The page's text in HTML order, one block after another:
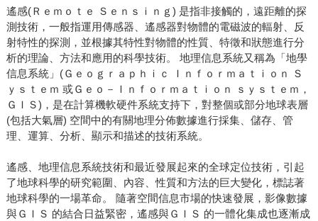
遙感(Ｒｅｍｏｔｅ Ｓｅｎｓｉｎｇ) 是指非接觸的，遠距離的探
測技術，一般指運用傳感器、遙感器對物體的電磁波的輻射、反
射特性的探測，並根據其特性對物體的性質、特徵和狀態進行分
析的理論、方法和應用的科學技術。 地理信息系統又稱為「地學
信息系統」(Ｇｅｏｇｒａｐｈｉｃ Ｉｎｆｏｒｍａｔｉｏｎ Ｓ
ｙｓｔｅｍ 或Ｇｅｏ－Ｉｎｆｏｒｍａｔｉｏｎ ｓｙｓｔｅｍ，
ＧＩＳ)，是在計算機軟硬件系統支持下，對整個或部分地球表層
(包括大氣層) 空間中的有關地理分佈數據進行採集、儲存、管
理、運算、分析、顯示和描述的技術系統。
遙感、地理信息系統技術和最近發展起來的全球定位技術，引起
了地球科學的研究範圍、內容、性質和方法的巨大變化，標誌著
地球科學的一場革命。 隨著空間信息市場的快速發展，影像數據
與ＧＩＳ 的結合日益緊密，遙感與ＧＩＳ 的一體化集成也逐漸成